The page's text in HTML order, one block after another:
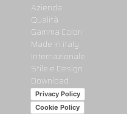
Azienda
Qualità
Gamma Colori
Made in italy
Internazionale
Stile e Design
Download
Privacy Policy
Cookie Policy